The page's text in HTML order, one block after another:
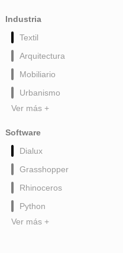
Industria
Textil
Arquitectura
Mobiliario
Urbanismo
Ver más +
Software
Dialux
Grasshopper
Rhinoceros
Python
Ver más +